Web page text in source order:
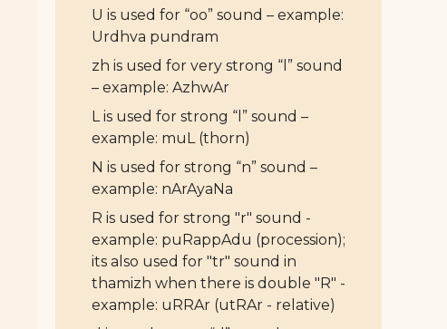
U is used for “oo” sound – example:
Urdhva pundram
zh is used for very strong “l” sound
– example: AzhwAr
L is used for strong “l” sound –
example: muL (thorn)
N is used for strong “n” sound –
example: nArAyaNa
R is used for strong "r" sound -
example: puRappAdu (procession);
its also used for "tr" sound in
thamizh when there is double "R" -
example: uRRAr (utRAr - relative)